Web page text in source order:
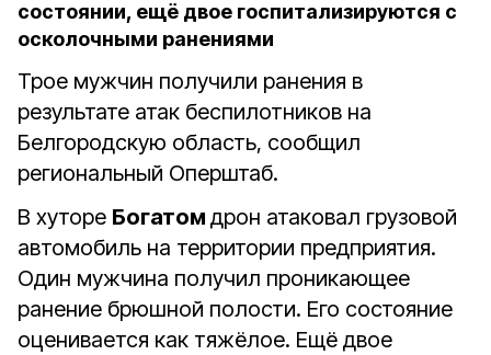
состоянии, ещё двое госпитализируются с
осколочными ранениями
Трое мужчин получили ранения в
результате атак беспилотников на
Белгородскую область, сообщил
региональный Оперштаб.
В хуторе Богатом дрон атаковал грузовой
автомобиль на территории предприятия.
Один мужчина получил проникающее
ранение брюшной полости. Его состояние
оценивается как тяжёлое. Ещё двое